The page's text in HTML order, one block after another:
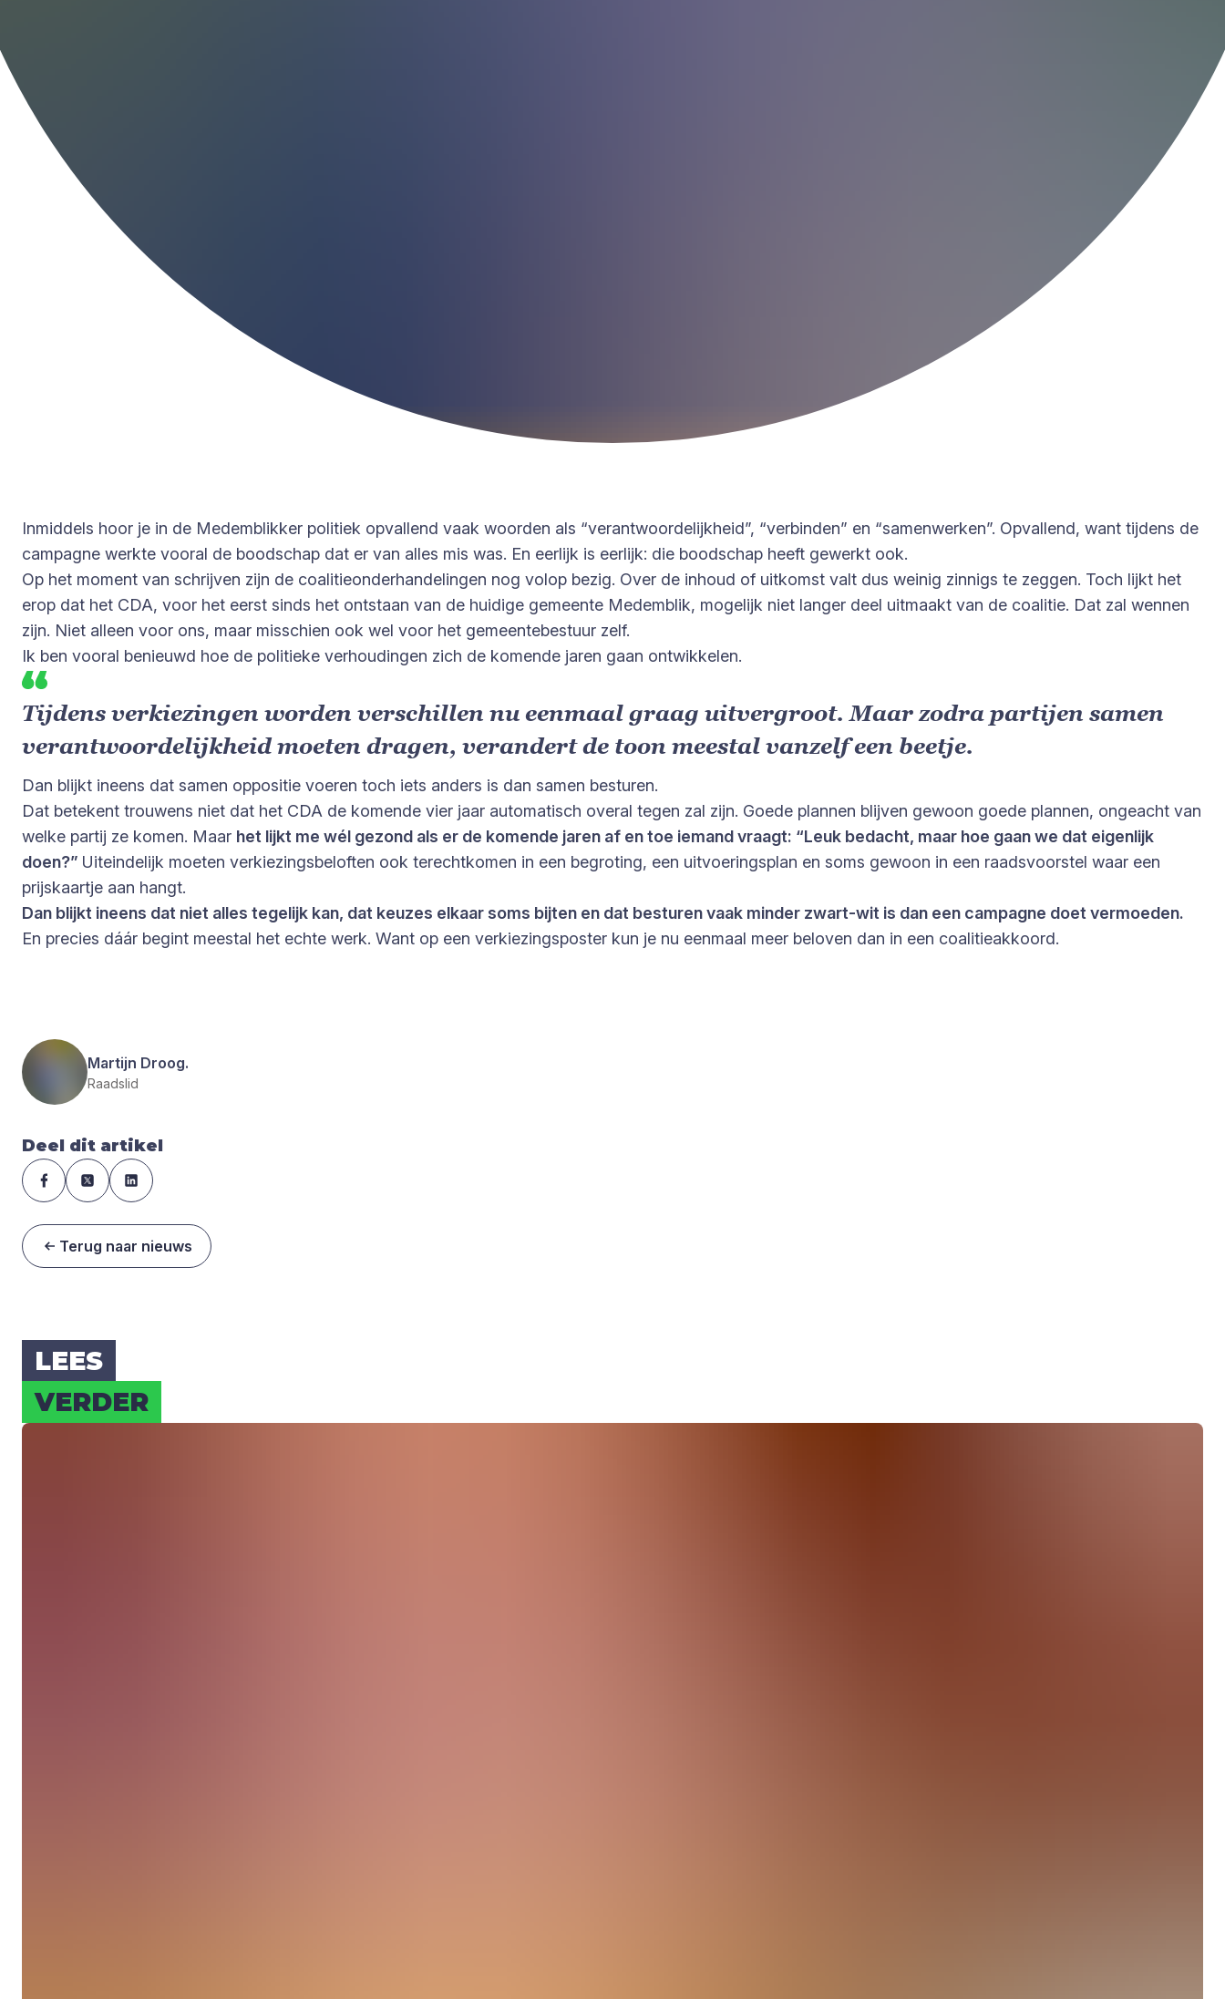
Inmiddels hoor je in de Medemblikker politiek opvallend vaak woorden als “verantwoordelijkheid”, “verbinden” en “samenwerken”. Opvallend, want tijdens de
campagne werkte vooral de boodschap dat er van alles mis was. En eerlijk is eerlijk: die boodschap heeft gewerkt ook.
Op het moment van schrijven zijn de coalitieonderhandelingen nog volop bezig. Over de inhoud of uitkomst valt dus weinig zinnigs te zeggen. Toch lijkt het
erop dat het CDA, voor het eerst sinds het ontstaan van de huidige gemeente Medemblik, mogelijk niet langer deel uitmaakt van de coalitie. Dat zal wennen
zijn. Niet alleen voor ons, maar misschien ook wel voor het gemeentebestuur zelf.
Ik ben vooral benieuwd hoe de politieke verhoudingen zich de komende jaren gaan ontwikkelen.
Tijdens verkiezingen worden verschillen nu eenmaal graag uitvergroot. Maar zodra partijen samen
verantwoordelijkheid moeten dragen, verandert de toon meestal vanzelf een beetje.
Dan blijkt ineens dat samen oppositie voeren toch iets anders is dan samen besturen.
Dat betekent trouwens niet dat het CDA de komende vier jaar automatisch overal tegen zal zijn. Goede plannen blijven gewoon goede plannen, ongeacht van
welke partij ze komen. Maar het lijkt me wél gezond als er de komende jaren af en toe iemand vraagt: “Leuk bedacht, maar hoe gaan we dat eigenlijk
doen?” Uiteindelijk moeten verkiezingsbeloften ook terechtkomen in een begroting, een uitvoeringsplan en soms gewoon in een raadsvoorstel waar een
prijskaartje aan hangt.
Dan blijkt ineens dat niet alles tegelijk kan, dat keuzes elkaar soms bijten en dat besturen vaak minder zwart-wit is dan een campagne doet vermoeden.
En precies dáár begint meestal het echte werk. Want op een verkiezingsposter kun je nu eenmaal meer beloven dan in een coalitieakkoord.
Martijn Droog.
Raadslid
Deel dit artikel
Terug naar nieuws
LEES
VER­DER